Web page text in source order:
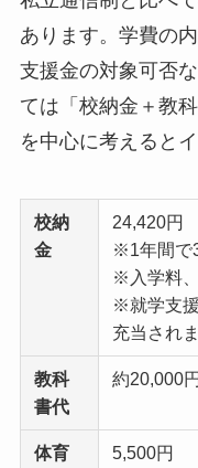
あります。学費の
支援金の対象可否
ては「校納金＋教
を中心に考えると
校納
金
24,420円
※1年間で
※入学料
※就学支
充当され
教科
書代
約20,000円
体育
5,500円